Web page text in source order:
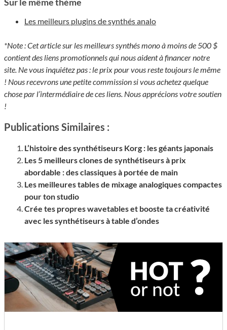
Les meilleurs plugins de synthés analo
*Note : Cet article sur les meilleurs synthés mono à moins de 500 $
contient des liens promotionnels qui nous aident à financer notre
site. Ne vous inquiétez pas : le prix pour vous reste toujours le même
! Nous recevrons une petite commission si vous achetez quelque
chose par l’intermédiaire de ces liens. Nous apprécions votre soutien
!
Publications Similaires :
L’histoire des synthétiseurs Korg : les géants japonais
Les 5 meilleurs clones de synthétiseurs à prix
abordable : des classiques à portée de main
Les meilleures tables de mixage analogiques compactes
pour ton studio
Crée tes propres wavetables et booste ta créativité
avec les synthétiseurs à table d’ondes